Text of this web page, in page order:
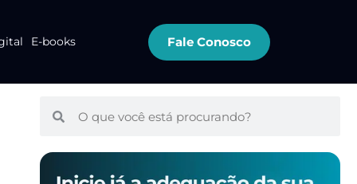
E-books Fale Conosco